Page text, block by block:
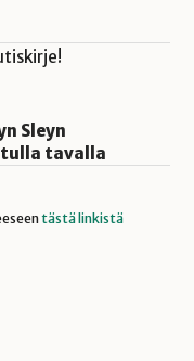
Sleyn
tavalla
tästä linkistä